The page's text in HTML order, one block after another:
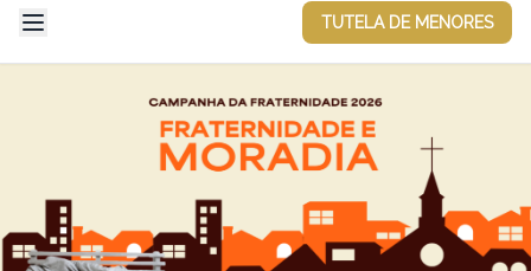
TUTELA DE MENORES